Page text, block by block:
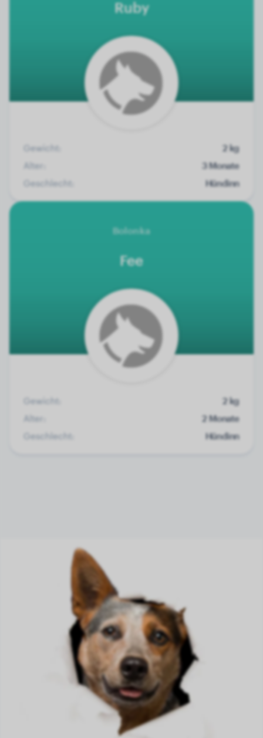
Ruby
Gewicht:
2 kg
Alter:
3 Monate
Geschlecht:
Hündinn
Bolonka
Fee
Gewicht:
2 kg
Alter:
2 Monate
Geschlecht:
Hündinn